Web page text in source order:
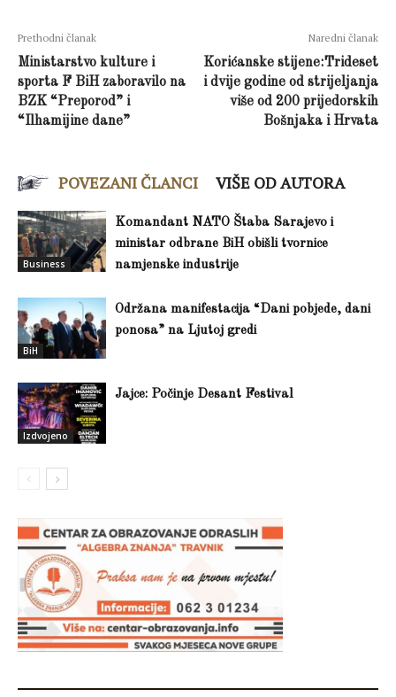
Prethodni članak
Ministarstvo kulture i
sporta F BiH zaboravilo na
BZK “Preporod” i
“Ilhamijine dane”
Naredni članak
Korićanske stijene:Trideset
i dvije godine od strijeljanja
više od 200 prijedorskih
Bošnjaka i Hrvata
POVEZANI ČLANCI VIŠE OD AUTORA
Business
Komandant NATO Štaba Sarajevo i
ministar odbrane BiH obišli tvornice
namjenske industrije
BiH
Održana manifestacija “Dani pobjede, dani
ponosa” na Ljutoj gredi
Izdvojeno
Jajce: Počinje Desant Festival